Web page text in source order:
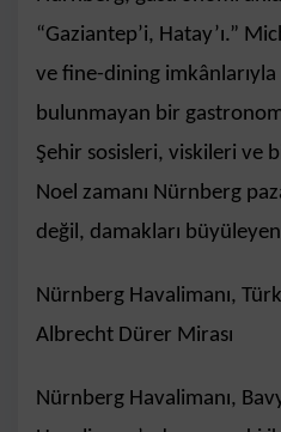
“Gaziantep’i, Hatay’ı.”
ve fine-dining
bulunmayan bir
Şehir sosisleri, viskileri ve
Noel zamanı Nürnberg
değil, damakları
Nürnberg Havalimanı,
Albrecht Dürer Mirası
Nürnberg Havalimanı,